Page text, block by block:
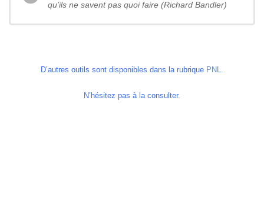
qu’ils ne savent pas quoi faire (Richard Bandler)
D’autres outils sont disponibles dans la rubrique PNL.
N’hésitez pas à la consulter.